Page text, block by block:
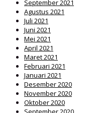
September 2021
Agustus 2021
Juli 2021
Juni 2021
Mei 2021
April 2021
Maret 2021
Februari 2021
Januari 2021
Desember 2020
November 2020
Oktober 2020